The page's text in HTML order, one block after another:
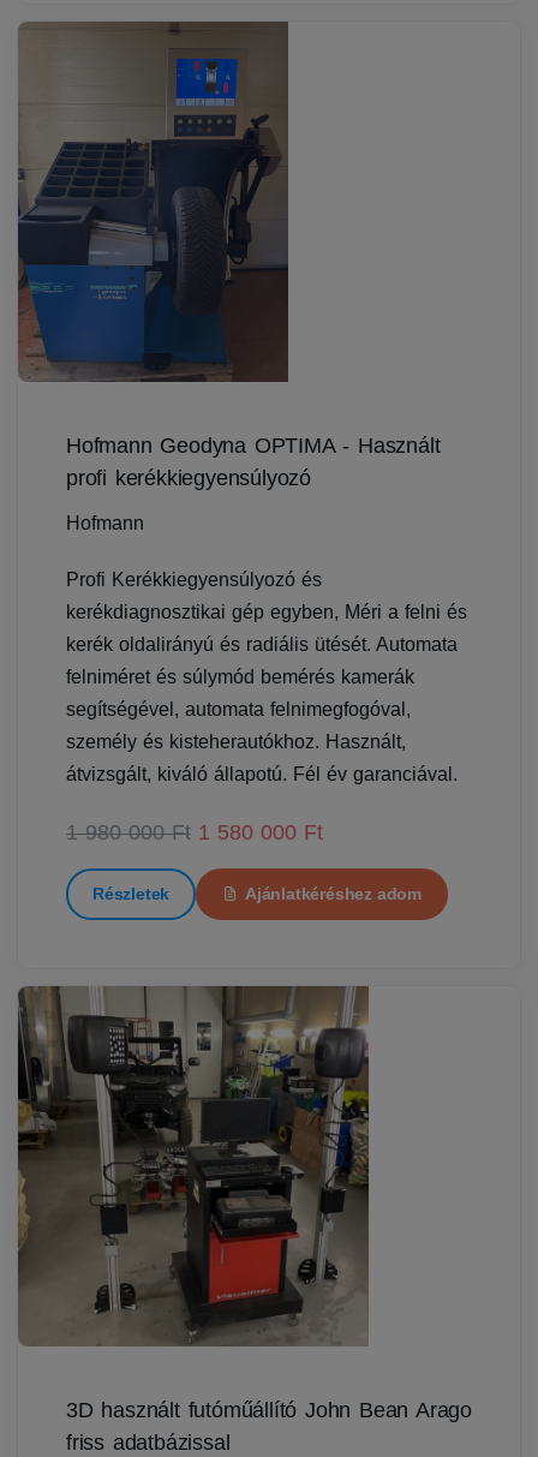
Hofmann Geodyna OPTIMA - Használt
profi kerékkiegyensúlyozó
Hofmann
Profi Kerékkiegyensúlyozó és
kerékdiagnosztikai gép egyben, Méri a felni és
kerék oldalirányú és radiális ütését. Automata
felniméret és súlymód bemérés kamerák
segítségével, automata felnimegfogóval,
személy és kisteherautókhoz. Használt,
átvizsgált, kiváló állapotú. Fél év garanciával.
1 980 000 Ft 1 580 000 Ft
Részletek Ajánlatkéréshez adom
3D használt futóműállító John Bean Arago
friss adatbázissal